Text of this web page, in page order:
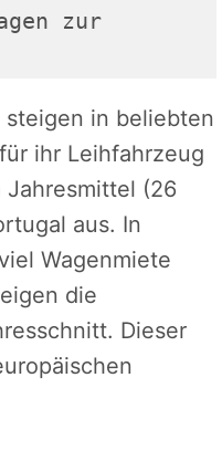
zur
in beliebten
ihr Leihfahrzeug
(26
aus. In
Wagenmiete
die
Dieser